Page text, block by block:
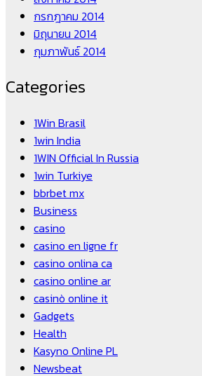
กรกฎาคม 2014
มิถุนายน 2014
กุมภาพันธ์ 2014
Categories
1Win Brasil
1win India
1WIN Official In Russia
1win Turkiye
bbrbet mx
Business
casino
casino en ligne fr
casino onlina ca
casino online ar
casinò online it
Gadgets
Health
Kasyno Online PL
Newsbeat